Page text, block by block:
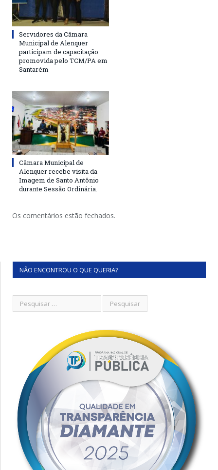
Servidores da Câmara
Municipal de Alenquer
participam de capacitação
promovida pelo TCM/PA em
Santarém
Câmara Municipal de
Alenquer recebe visita da
Imagem de Santo Antônio
durante Sessão Ordinária.
Os comentários estão fechados.
NÃO ENCONTROU O QUE QUERIA?